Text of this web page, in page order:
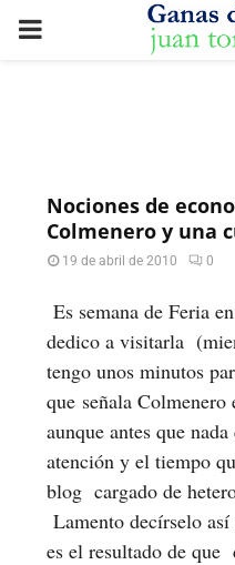
PRIMARY
Nociones de
Colmenero y una
19 de abril de 2010 0
Es semana de Feria
dedico a visitarla
tengo unos minutos
que señala Colmenero
aunque antes que
atención y el tiempo
blog cargado de
Lamento decírselo
es el resultado de que